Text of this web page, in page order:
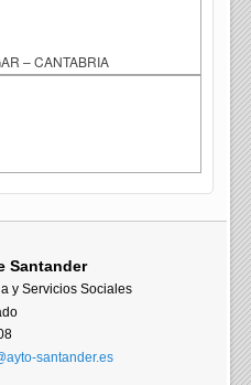
– CANTABRIA
Santander
y Servicios Sociales
santander.es